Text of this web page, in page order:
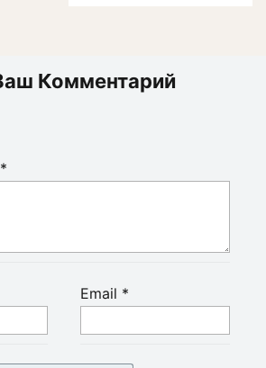
Комментарий
*
Email *